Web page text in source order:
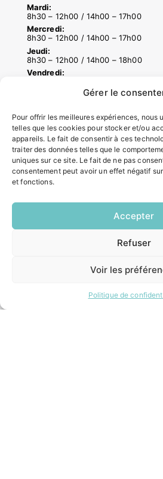
Gérer le
Pour offrir les meilleures expériences, nous
telles que les cookies pour stocker et/ou
appareils. Le fait de consentir à ces
traiter des données telles que le
uniques sur ce site. Le fait de ne pas
consentement peut avoir un effet négatif
et fonctions.
Accepter
Refuser
Voir les
Politique de
Mardi:
8h30 – 12h00 / 14h00 – 17h00
Mercredi:
8h30 – 12h00 / 14h00 – 17h00
Jeudi:
8h30 – 12h00 / 14h00 – 18h00
Vendredi:
ACCÉS RAPIDES
Contacter la mairie
Pôle santé
Le Saucatais
Formalités administratives
Demander un composteur
INFORMATIONS LÉGALES
Politique de confidentialité